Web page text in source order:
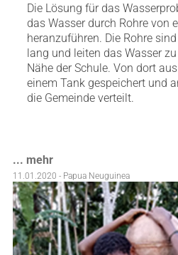
Die Lösung für das
das Wasser durch Rohre von
heranzuführen. Die Rohre
lang und leiten das Wasser
Nähe der Schule. Von dort
einem Tank gespeichert und
die Gemeinde verteilt.
... mehr
11.01.2020 - Papua Neuguinea